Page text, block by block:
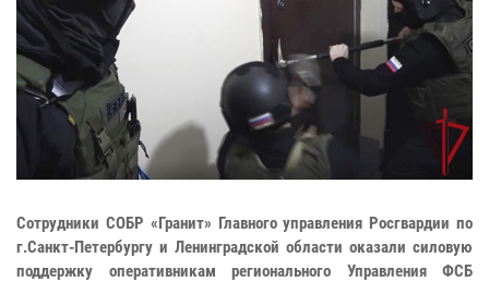
Сотрудники СОБР «Гранит» Главного управления Росгвардии по
г.Санкт-Петербургу и Ленинградской области оказали силовую
поддержку оперативникам регионального Управления ФСБ